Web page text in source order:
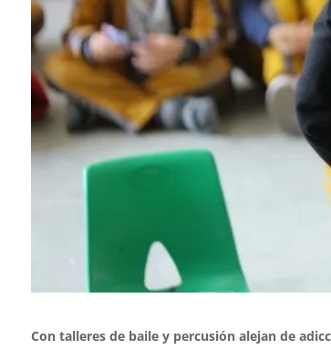
Con talleres de baile y percusión alejan de